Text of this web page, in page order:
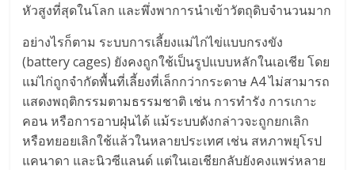
หัวสูงที่สุดในโลก และพึ่งพาการนำเข้าวัตถุดิบจำนวนมาก
อย่างไรก็ตาม ระบบการเลี้ยงแม่ไก่ไข่แบบกรงขัง
(battery cages) ยังคงถูกใช้เป็นรูปแบบหลักในเอเชีย โดย
แม่ไก่ถูกจำกัดพื้นที่เลี้ยงที่เล็กกว่ากระดาษ A4 ไม่สามารถ
แสดงพฤติกรรมตามธรรมชาติ เช่น การทำรัง การเกาะ
คอน หรือการอาบฝุ่นได้ แม้ระบบดังกล่าวจะถูกยกเลิก
หรือทยอยเลิกใช้แล้วในหลายประเทศ เช่น สหภาพยุโรป
แคนาดา และนิวซีแลนด์ แต่ในเอเชียกลับยังคงแพร่หลาย